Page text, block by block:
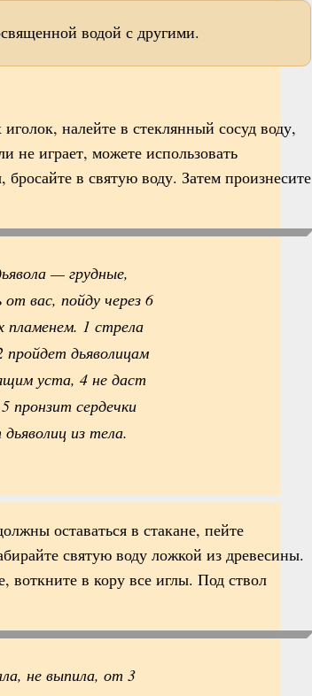
водой с другими.
налейте в стеклянный сосуд воду,
не играет, можете использовать
в святую воду. Затем произнесите
— грудные,
вас, пойду через 6
пламенем. 1 стрела
пройдет дьяволицам
уста, 4 не даст
пронзит сердечки
из тела.
оставаться в стакане, пейте
святую воду ложкой из древесины.
воткните в кору все иглы. Под ствол
не выпила, от 3